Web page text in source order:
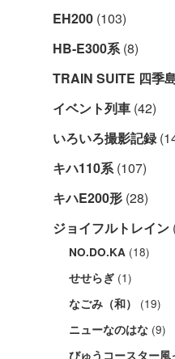
EH200 (103)
HB-E300系(8)
TRAIN SUITE 四季
イベント列車 (42)
いろいろ撮影記録
キハ110系(107)
キハE200形 (28)
ジョイフルトレイン
NO.DO.KA (18)
せせらぎ (1)
なごみ（和） (19)
ニューなのはな (9)
びゅうコースター風